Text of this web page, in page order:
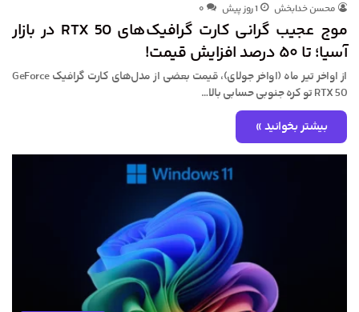
محسن خدابخش 1 روز پیش ۰
موج عجیب گرانی کارت گرافیک‌های RTX 50 در بازار
آسیا؛ تا ۵۰ درصد افزایش قیمت!
از اواخر تیر ماه (اواخر جولای)، قیمت بعضی از مدل‌های کارت گرافیک GeForce
RTX 50 تو کره جنوبی حسابی بالا…
بیشتر بخوانید »